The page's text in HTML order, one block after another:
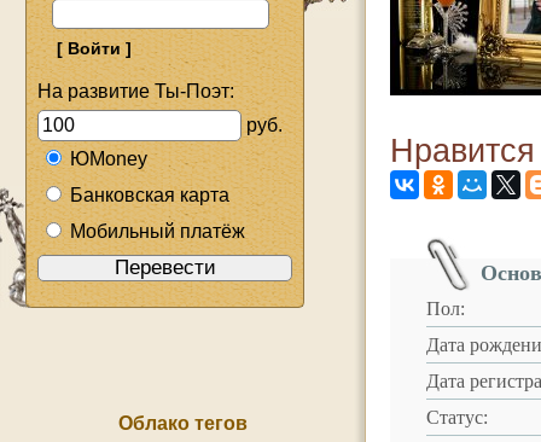
На развитие Ты-Поэт:
руб.
ЮMoney
Банковская карта
Мобильный платёж
Облако тегов
Пол:
Дата
Дата
Статус: